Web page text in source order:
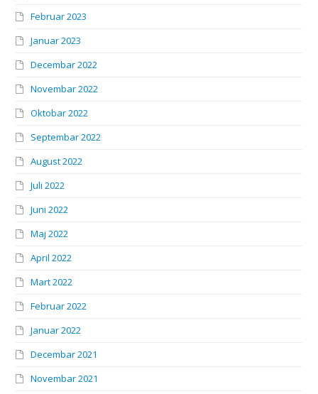
Februar 2023
Januar 2023
Decembar 2022
Novembar 2022
Oktobar 2022
Septembar 2022
August 2022
Juli 2022
Juni 2022
Maj 2022
April 2022
Mart 2022
Februar 2022
Januar 2022
Decembar 2021
Novembar 2021